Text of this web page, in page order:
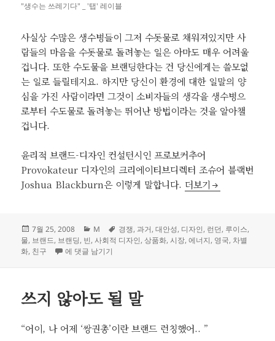
"생수는 쓰레기다" _ '탭' 레이블
사실상 수많은 생수병들이 그저 수돗물로 채워져있지만 사
람들의 마음을 수돗물로 돌려놓는 일은 아마도 매우 어려울
겁니다. 또한 수도물을 브랜딩한다는 건 당신에게는 쓸모없
는 일로 들릴테지요. 하지만 당신이 환경에 대한 일말의 양
심을 가진 사람이라면 그것이 소비자들의 생각을 생수병으
로부터 수도물로 돌려놓는 뛰어난 방법이라는 것을 알아챌
겁니다.
윤리적 브랜드-디자인 컨설턴시인 프로보커추어
Provokateur 디자인의 크리에이티브디렉터 조슈어 블랙번
Joshua Blackburn은 이렇게 말합니다. 물의 브랜딩과 대안적
더보기
작
성
일
7월 25, 2008
카
테
고
M
태
그
경쟁,과거,대안성, 디자인, 런던, 루이스,
물, 브랜드, 브랜딩, 빈, 사회적 디자인,상품화, 시장,에너지, 영국, 차별
화, 친구 물의 브랜딩과 대안적 접근
에 댓글 남기기
쓰지 않아도 될 말
“어이, 나 어제 ‘쌍권총’이란 브랜드 런칭했어.. ”